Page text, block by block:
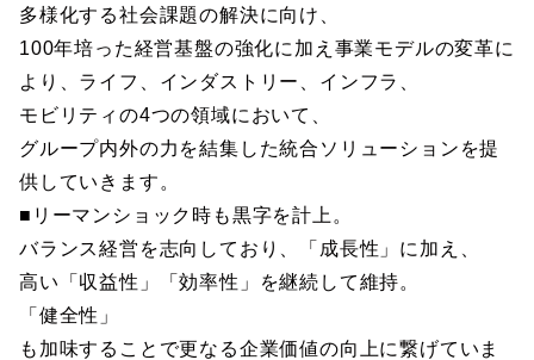
多様化する社会課題の解決に向け、
100年培った経営基盤の強化に加え事業モデルの変革に
より、ライフ、インダストリー、インフラ、
モビリティの4つの領域において、
グループ内外の力を結集した統合ソリューションを提
供していきます。
■リーマンショック時も黒字を計上。
バランス経営を志向しており、「成長性」に加え、
高い「収益性」「効率性」を継続して維持。
「健全性」
も加味することで更なる企業価値の向上に繋げていま